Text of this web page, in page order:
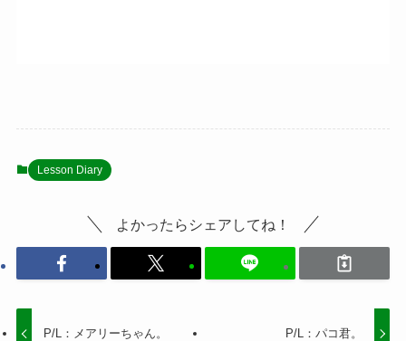
Lesson Diary
よかったらシェアしてね！
P/L：メアリーちゃん。 P/L：パコ君。